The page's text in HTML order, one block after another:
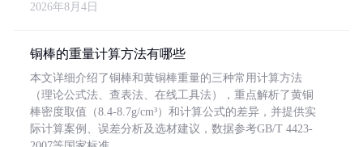
2026年8月4日
铜棒的重量计算方法有哪些
本文详细介绍了铜棒和黄铜棒重量的三种常用计算方法
（理论公式法、查表法、在线工具法），重点解析了黄铜
棒密度取值（8.4-8.7g/cm³）和计算公式的差异，并提供实
际计算案例、误差分析及选材建议，数据参考GB/T 4423-